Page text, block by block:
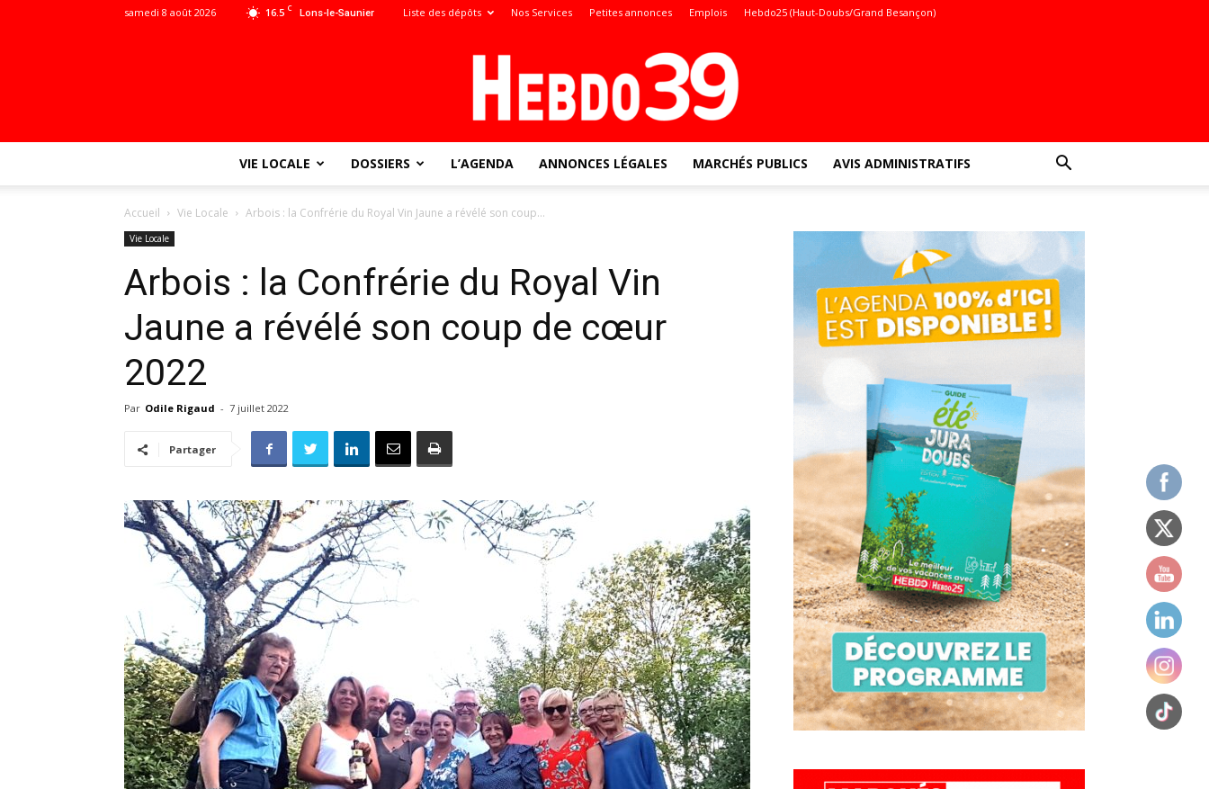
16.5 C Lons-le-Saunier
samedi 8 août 2026 Liste des dépôts Nos Services Petites annonces Emplois Hebdo25 (Haut-Doubs/Grand Besançon)
locale
–
VIE LOCALE DOSSIERS L’AGENDA ANNONCES LÉGALES MARCHÉS PUBLICS AVIS ADMINISTRATIFS
Accueil Vie Locale Arbois : la Confrérie du Royal Vin Jaune a révélé son coup...
Vie Locale
Arbois : la Confrérie du Royal Vin
Jaune a révélé son coup de cœur
2022
Par Odile Rigaud - 7 juillet 2022
Partager